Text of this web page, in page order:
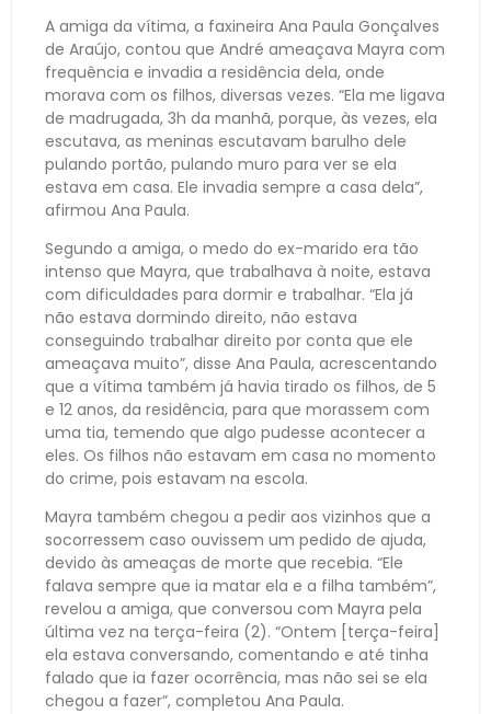
A amiga da vítima, a faxineira Ana Paula Gonçalves
de Araújo, contou que André ameaçava Mayra com
frequência e invadia a residência dela, onde
morava com os filhos, diversas vezes. “Ela me ligava
de madrugada, 3h da manhã, porque, às vezes, ela
escutava, as meninas escutavam barulho dele
pulando portão, pulando muro para ver se ela
estava em casa. Ele invadia sempre a casa dela”,
afirmou Ana Paula.
Segundo a amiga, o medo do ex-marido era tão
intenso que Mayra, que trabalhava à noite, estava
com dificuldades para dormir e trabalhar. “Ela já
não estava dormindo direito, não estava
conseguindo trabalhar direito por conta que ele
ameaçava muito”, disse Ana Paula, acrescentando
que a vítima também já havia tirado os filhos, de 5
e 12 anos, da residência, para que morassem com
uma tia, temendo que algo pudesse acontecer a
eles. Os filhos não estavam em casa no momento
do crime, pois estavam na escola.
Mayra também chegou a pedir aos vizinhos que a
socorressem caso ouvissem um pedido de ajuda,
devido às ameaças de morte que recebia. “Ele
falava sempre que ia matar ela e a filha também”,
revelou a amiga, que conversou com Mayra pela
última vez na terça-feira (2). “Ontem [terça-feira]
ela estava conversando, comentando e até tinha
falado que ia fazer ocorrência, mas não sei se ela
chegou a fazer”, completou Ana Paula.